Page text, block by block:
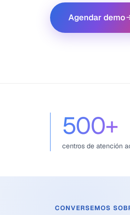
Agendar demo
500+
centros de atención
CONVERSEMOS